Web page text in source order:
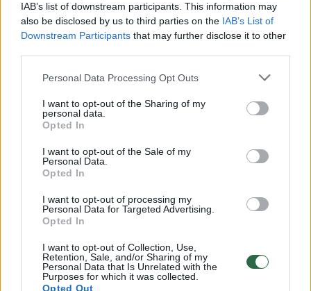
IAB’s list of downstream participants. This information may
also be disclosed by us to third parties on the IAB’s List of
Downstream Participants that may further disclose it to other
Personal Data Processing Opt Outs
I want to opt-out of the Sharing of my
personal data.
Opted In
I want to opt-out of the Sale of my
Personal Data.
Opted In
I want to opt-out of processing my
Personal Data for Targeted Advertising.
Opted In
I want to opt-out of Collection, Use,
Retention, Sale, and/or Sharing of my
Personal Data that Is Unrelated with the
Purposes for which it was collected.
Opted Out
00:00:30
Vaizdai iš tragiškos avarijos Vilniaus r.: dviejų moterų ir
vaiko gyvybių išgelbėti nepavyko
00:00:57
Savaitės vidurys nusimato karštas: temperatūra kils iki
32 laipsnių šilumos
Žinios | Orai
V. Zalužno pasisakymą laiko bandymu įsitvirtinti
Ukrainos politikoje: jis yra neteisus
Nufilmavo, kaip patvino Vilniaus Vakarinis aplinkkelis: